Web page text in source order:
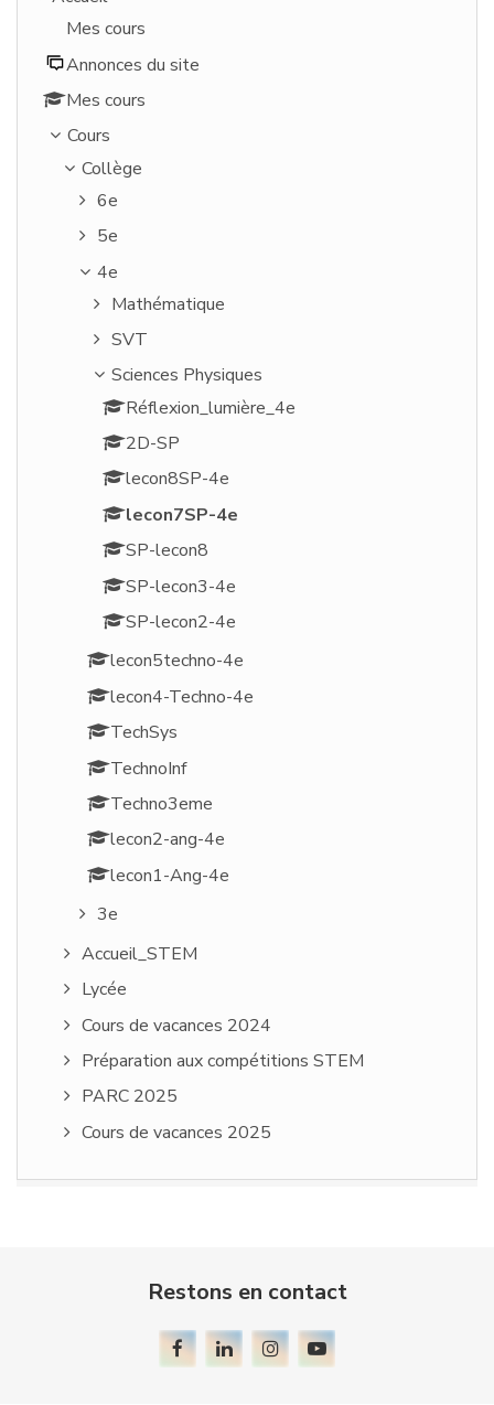
Mes cours
Annonces du site
Mes cours
Cours
Collège
6e
5e
4e
Mathématique
SVT
Sciences Physiques
Réflexion_lumière_4e
2D-SP
lecon8SP-4e
lecon7SP-4e
SP-lecon8
SP-lecon3-4e
SP-lecon2-4e
lecon5techno-4e
lecon4-Techno-4e
TechSys
TechnoInf
Techno3eme
lecon2-ang-4e
lecon1-Ang-4e
3e
Accueil_STEM
Lycée
Cours de vacances 2024
Préparation aux compétitions STEM
PARC 2025
Cours de vacances 2025
Restons en contact